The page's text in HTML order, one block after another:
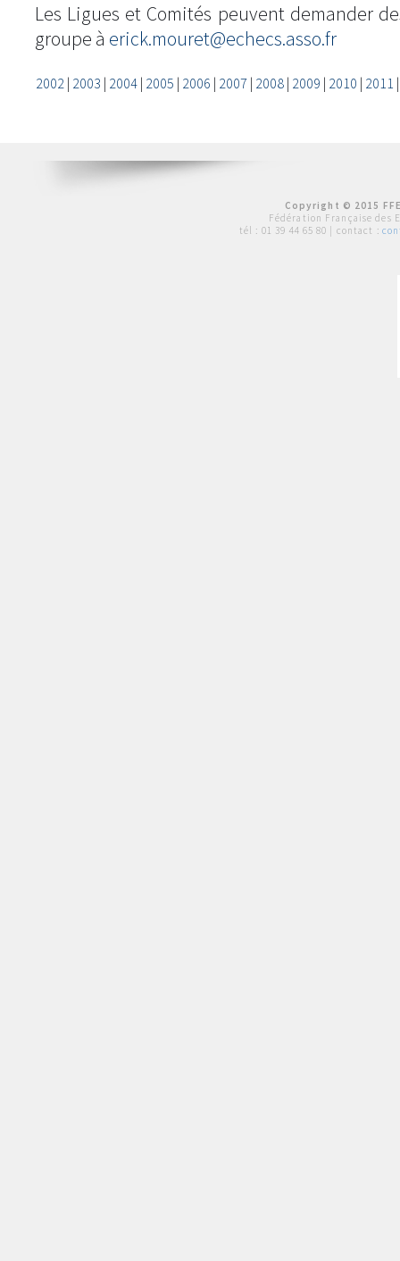
Les Ligues et Comités peuvent demander
groupe à erick.mouret@echecs.asso.fr
2002| 2003 | 2004| 2005 | 2006 | 2007 | 2008| 2009 | 2010 | 2011
Copyright © 2015
Fédération Française des
tél : 01 39 44 65 80 | contact :